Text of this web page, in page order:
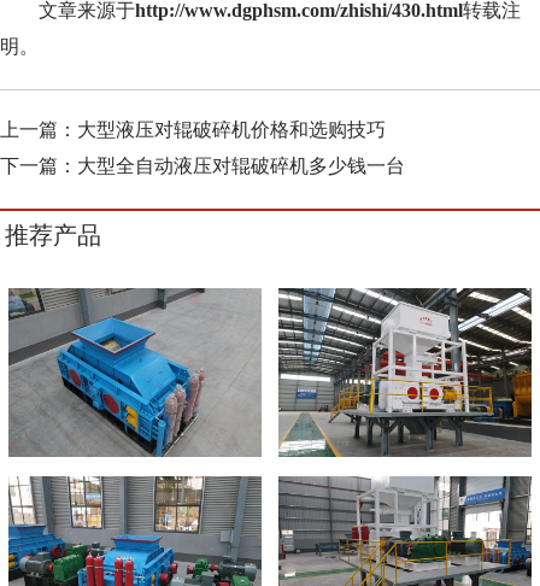
文章来源于http://www.dgphsm.com/zhishi/430.html转载注
明。
上一篇： 大型液压对辊破碎机价格和选购技巧
下一篇： 大型全自动液压对辊破碎机多少钱一台
推荐产品